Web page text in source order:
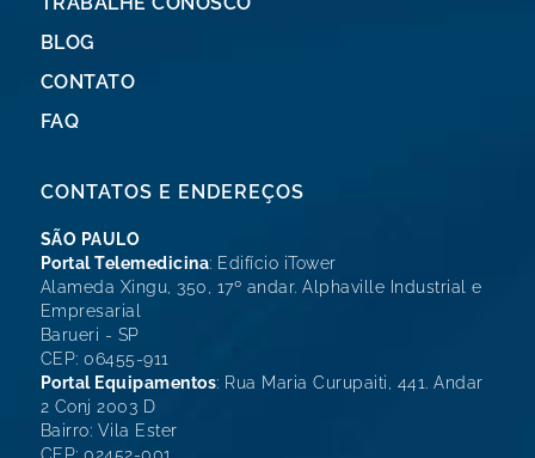
BLOG
CONTATO
FAQ
CONTATOS E ENDEREÇOS
SÃO PAULO
Portal Telemedicina: Edifício iTower
Alameda Xingu, 350, 17º andar. Alphaville Industrial e
Empresarial
Barueri - SP
CEP: 06455-911
Portal Equipamentos: Rua Maria Curupaiti, 441. Andar
2 Conj 2003 D
Bairro: Vila Ester